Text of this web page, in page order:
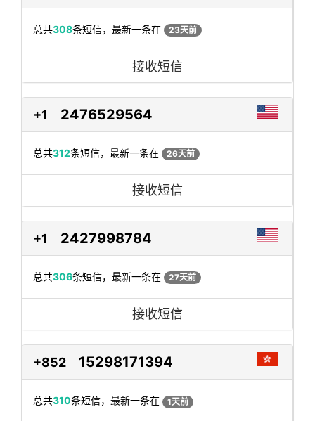
总共308条短信，最新一条在 23天前
接收短信
+1 2476529564
总共312条短信，最新一条在 26天前
接收短信
+1 2427998784
总共306条短信，最新一条在 27天前
接收短信
+852 15298171394
总共310条短信，最新一条在 1天前